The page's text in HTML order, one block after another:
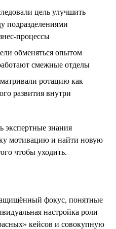
цель улучшить
подразделениями
процессы
обменяться опытом
смежные отделы
ротацию как
развития внутри
экспертные знания
мотивацию и найти новую
чтобы уходить.
фокус, понятные
настройка роли
кейсов и совокупную